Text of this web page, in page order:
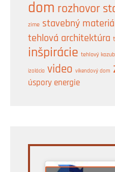
dom rozhovor
zime stavebný materiál
tehlová architektúra
inšpirácie tehlový kozub
izolácia video víkendový dom
úspory energie